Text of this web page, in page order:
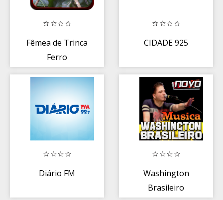
Fêmea de Trinca
Ferro
CIDADE 925
Diário FM
Washington
Brasileiro